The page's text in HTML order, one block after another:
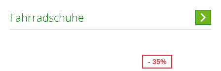
Fahrradschuhe
- 35%